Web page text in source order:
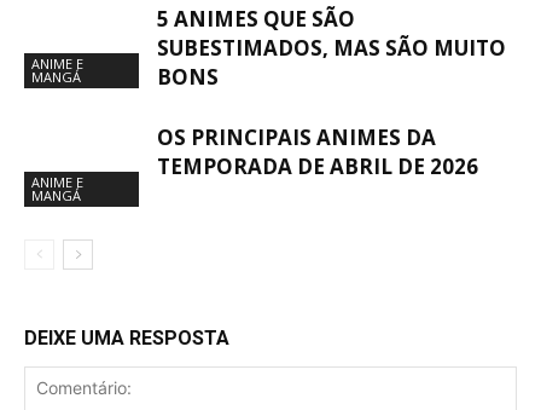
ANIME E
MANGÁ
5 ANIMES QUE SÃO
SUBESTIMADOS, MAS SÃO MUITO
BONS
ANIME E
MANGÁ
OS PRINCIPAIS ANIMES DA
TEMPORADA DE ABRIL DE 2026
DEIXE UMA RESPOSTA